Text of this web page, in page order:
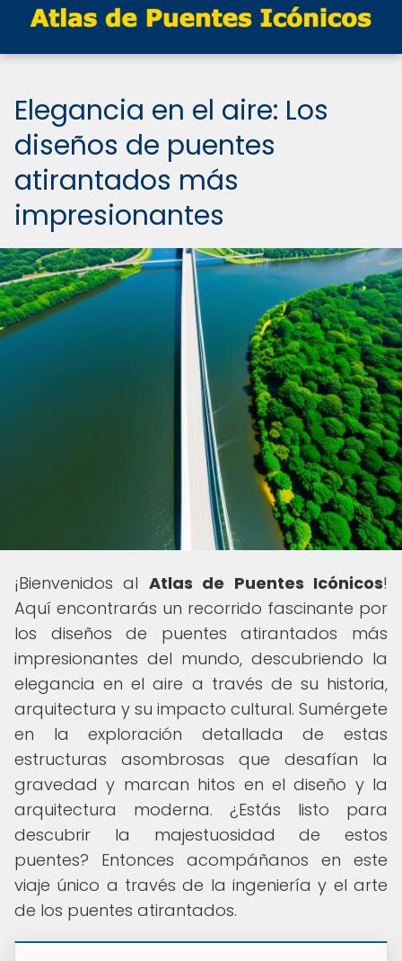
Elegancia en el aire: Los
diseños de puentes
atirantados más
impresionantes
¡Bienvenidos al Atlas de Puentes Icónicos!
Aquí encontrarás un recorrido fascinante por
los diseños de puentes atirantados más
impresionantes del mundo, descubriendo la
elegancia en el aire a través de su historia,
arquitectura y su impacto cultural. Sumérgete
en la exploración detallada de estas
estructuras asombrosas que desafían la
gravedad y marcan hitos en el diseño y la
arquitectura moderna. ¿Estás listo para
descubrir la majestuosidad de estos
puentes? Entonces acompáñanos en este
viaje único a través de la ingeniería y el arte
de los puentes atirantados.